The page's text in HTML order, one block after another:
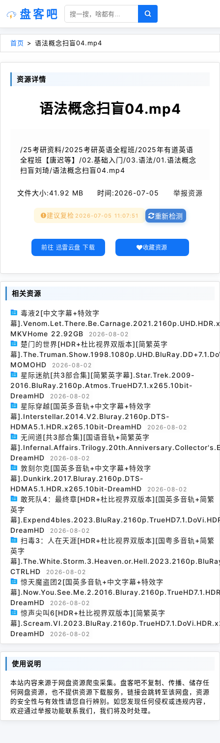
盘客吧
首页 > 语法概念扫盲04.mp4
资源详情
语法概念扫盲04.mp4
/25考研资料/2025考研英语全程班/2025年有道英语
全程班【唐迟等】/02.基础入门/03.语法/01.语法概念
扫盲刘琦/语法概念扫盲04.mp4
文件大小:41.92 MB 时间:2026-07-05 举报资源
建议复检 2026-07-05 11:07:51 重新检测
前往 迅雷云盘 下载 收藏资源
相关资源
毒液2[中文字幕+特效字
幕
MKVHome 22.92GB
2026-08-02
楚门的世界[HDR+杜比视界双版本][简繁英字
幕
MOMOHD
2026-08-02
星际迷航[共3部合集][简繁英字幕].Star.Trek.2009-
2016.BluRay.2160p.Atmos.TrueHD7.1.x265.10bit-
DreamHD
2026-08-02
星际穿越[国英多音轨+中文字幕+特效字
幕].Interstellar.2014.V2.Bluray.2160p.DTS-
HDMA5.1.HDR.x265.10bit-DreamHD
2026-08-02
无间道[共3部合集][国语音轨+简繁英字
幕
DreamHD
2026-08-02
敦刻尔克[国英多音轨+中文字幕+特效字
幕].Dunkirk.2017.Bluray.2160p.DTS-
HDMA5.1.HDR.x265.10bit-DreamHD
2026-08-02
敢死队4：最终章[HDR+杜比视界双版本][国英多音轨+简繁
英字
幕
DreamHD
2026-08-02
扫毒3：人在天涯[HDR+杜比视界双版本][国粤多音轨+简繁
英字
幕
CTRLHD
2026-08-02
惊天魔盗团2[国英多音轨+中文字幕+特效字
幕
DreamHD
2026-08-02
惊声尖叫6[HDR+杜比视界双版本][简繁英字
幕
DreamHD
2026-08-02
使用说明
本站内容来源于网盘资源爬虫采集。盘客吧不复制、传播、储存任
何网盘资源，也不提供资源下载服务，链接会跳转至该网盘，资源
的安全性与有效性请您自行辨别。如您发现任何侵权或违规内容，
欢迎通过举报功能联系我们，我们将及时处理。